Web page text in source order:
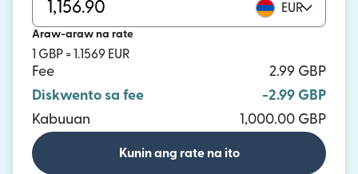
EUR
Araw-araw na rate
1 GBP = 1.1569 EUR
Fee
2.99 GBP
Diskwento sa fee
-2.99 GBP
Kabuuan
1,000.00 GBP
Kunin ang rate na ito